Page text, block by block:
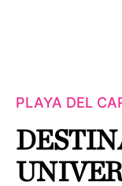
PLAYA DEL